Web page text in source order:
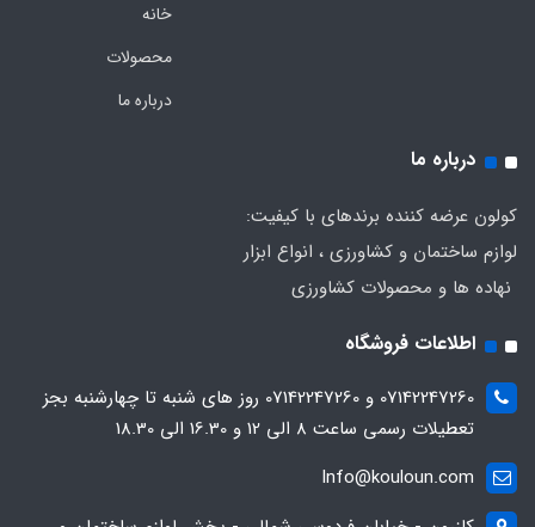
خانه
محصولات
درباره ما
درباره ما
کولون عرضه کننده برندهای با کیفیت:
لوازم ساختمان و کشاورزی ، انواع ابزار
نهاده ها و محصولات کشاورزی
اطلاعات فروشگاه
07142247260 و 07142247260 روز های شنبه تا چهارشنبه بجز
تعطیلات رسمی ساعت 8 الی 12 و 16.30 الی 18.30
Info@kouloun.com